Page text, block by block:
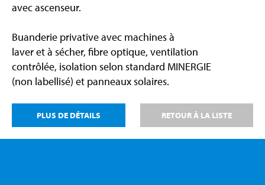
avec ascenseur.
Buanderie privative avec machines à
laver et à sécher, fibre optique, ventilation
contrôlée, isolation selon standard MINERGIE
(non labellisé) et panneaux solaires.
PLUS DE DÉTAILS RETOUR À LA LISTE